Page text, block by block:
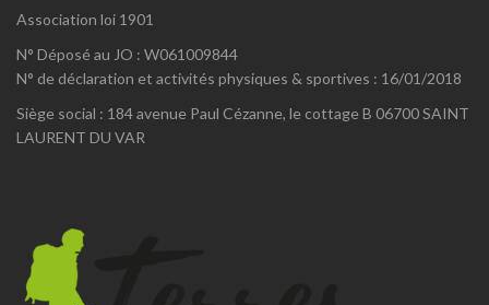
Association loi 1901
N° Déposé au JO : W061009844
N° de déclaration et activités physiques & sportives : 16/01/2018
Siège social : 184 avenue Paul Cézanne, le cottage B 06700 SAINT
LAURENT DU VAR